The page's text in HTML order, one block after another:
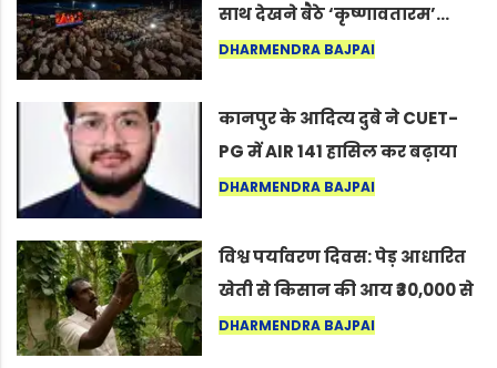
साथ देखने बैठे ‘कृष्णावतारम’…
नागपुर में दिखा ऐसा नज़ारा कि
कर सकते हैं”
DHARMENDRA BAJPAI
कानपुर के आदित्य दुबे ने CUET-
PG में AIR 141 हासिल कर बढ़ाया
शहर का मान
DHARMENDRA BAJPAI
विश्व पर्यावरण दिवस: पेड़ आधारित
खेती से किसान की आय ₹30,000 से
बढ़कर ₹3 लाख प्रति एकड़ हुई
DHARMENDRA BAJPAI